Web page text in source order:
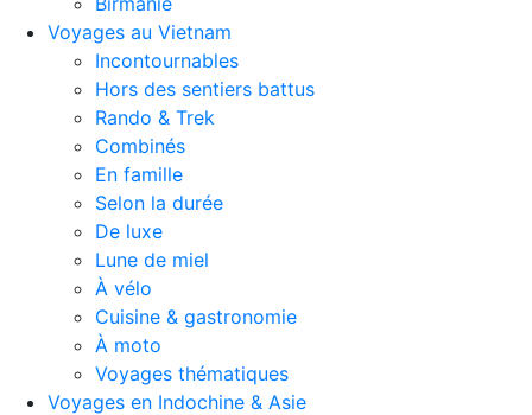
Voyages au Vietnam
Incontournables
Hors des sentiers battus
Rando & Trek
Combinés
En famille
Selon la durée
De luxe
Lune de miel
À vélo
Cuisine & gastronomie
À moto
Voyages thématiques
Voyages en Indochine & Asie